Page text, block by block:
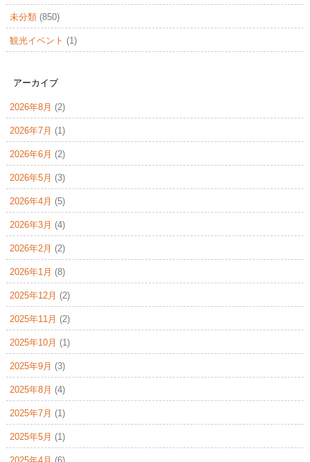
未分類(850)
観光イベント (1)
アーカイブ
2026年8月 (2)
2026年7月 (1)
2026年6月 (2)
2026年5月 (3)
2026年4月 (5)
2026年3月 (4)
2026年2月 (2)
2026年1月 (8)
2025年12月 (2)
2025年11月 (2)
2025年10月 (1)
2025年9月 (3)
2025年8月 (4)
2025年7月 (1)
2025年5月 (1)